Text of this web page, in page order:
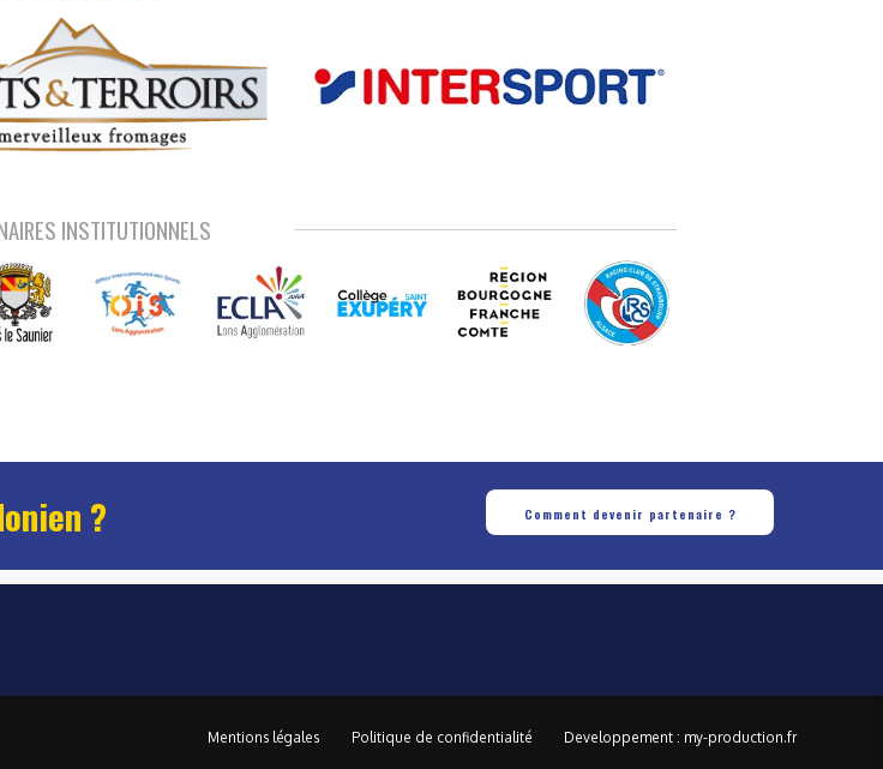
INSTITUTIONNELS
? Comment devenir partenaire ?
Mentions légales Politique de confidentialité Developpement : my-production.fr